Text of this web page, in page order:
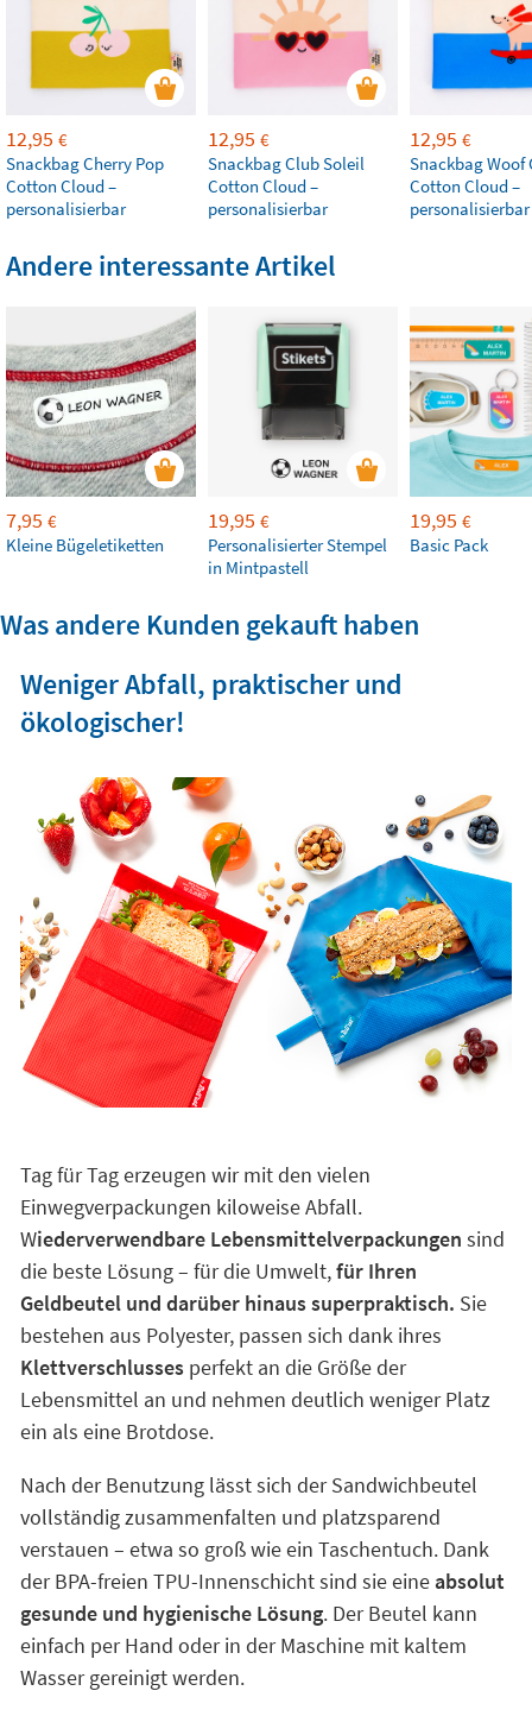
12,95 €
Snackbag Cherry Pop
Cotton Cloud –
personalisierbar
12,95 €
Snackbag Club Soleil
Cotton Cloud –
personalisierbar
12,95 €
Snackbag Woof
Cotton Cloud –
personalisierbar
Andere interessante Artikel
7,95 €
Kleine Bügeletiketten
19,95 €
Personalisierter Stempel
in Mintpastell
19,95 €
Basic Pack
Was andere Kunden gekauft haben
Weniger Abfall, praktischer und
ökologischer!
Tag für Tag erzeugen wir mit den vielen
Einwegverpackungen kiloweise Abfall.
Wiederverwendbare Lebensmittelverpackungen sind
die beste Lösung – für die Umwelt,für Ihren
Geldbeutel und darüber hinaus superpraktisch. Sie
bestehen aus Polyester, passen sich dank ihres
Klettverschlusses perfekt an die Größe der
Lebensmittel an und nehmen deutlich weniger Platz
ein als eine Brotdose.
Nach der Benutzung lässt sich der Sandwichbeutel
vollständig zusammenfalten und platzsparend
verstauen – etwa so groß wie ein Taschentuch. Dank
der BPA-freien TPU-Innenschicht sind sie eineabsolut
gesunde und hygienische Lösung. Der Beutel kann
einfach per Hand oder in der Maschine mit kaltem
Wasser gereinigt werden.